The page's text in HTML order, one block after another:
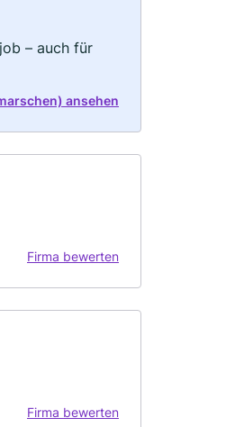
– auch für
ansehen
Firma bewerten
Firma bewerten